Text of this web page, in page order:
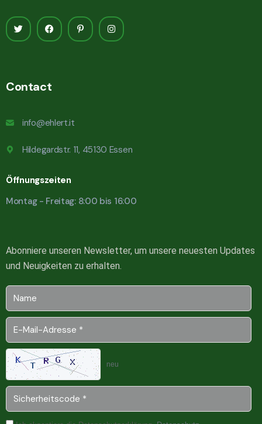
Contact
info@ehlert.it
Hildegardstr. 11, 45130 Essen
Öffnungszeiten
Montag - Freitag: 8:00 bis 16:00
Abonniere unseren Newsletter, um unsere neuesten Updates
und Neuigkeiten zu erhalten.
neu